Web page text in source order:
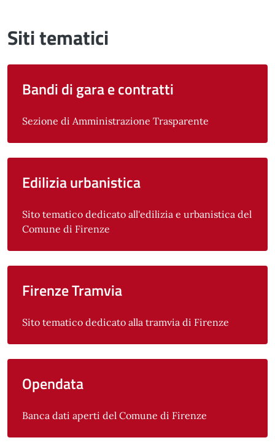
Siti tematici
Bandi di gara e contratti
Sezione di Amministrazione Trasparente
Edilizia urbanistica
Sito tematico dedicato all'edilizia e urbanistica del
Comune di Firenze
Firenze Tramvia
Sito tematico dedicato alla tramvia di Firenze
Opendata
Banca dati aperti del Comune di Firenze